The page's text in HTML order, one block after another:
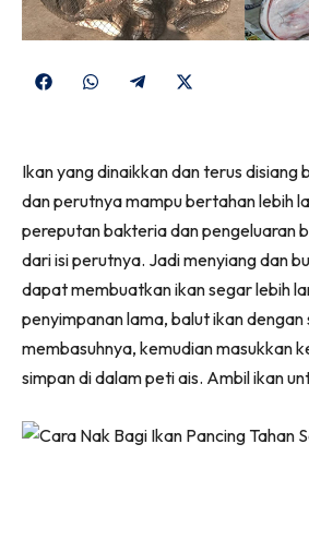
Share
Share
Share
(Twitter)
Ikan yang dinaikkan dan terus disiang
dan perutnya mampu bertahan lebih
pereputan bakteria dan pengeluaran
dari isi perutnya. Jadi menyiang dan
dapat membuatkan ikan segar lebih
penyimpanan lama, balut ikan
membasuhnya, kemudian masukkan
simpan di dalam peti ais. Ambil ikan